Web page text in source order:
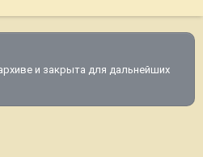
и закрыта для дальнейших